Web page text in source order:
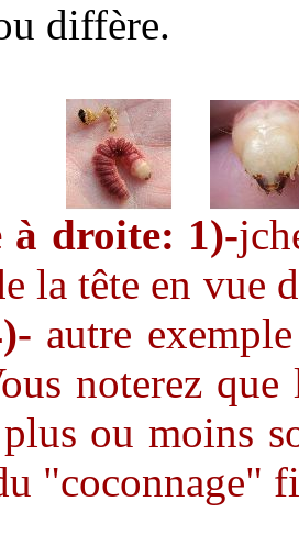
diffère.
à droite: 1)-
la tête en vue
autre
noterez
ou moins
"coconnage"